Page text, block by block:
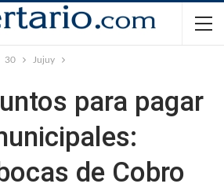
30 Jujuy
para pagar
de Cobro